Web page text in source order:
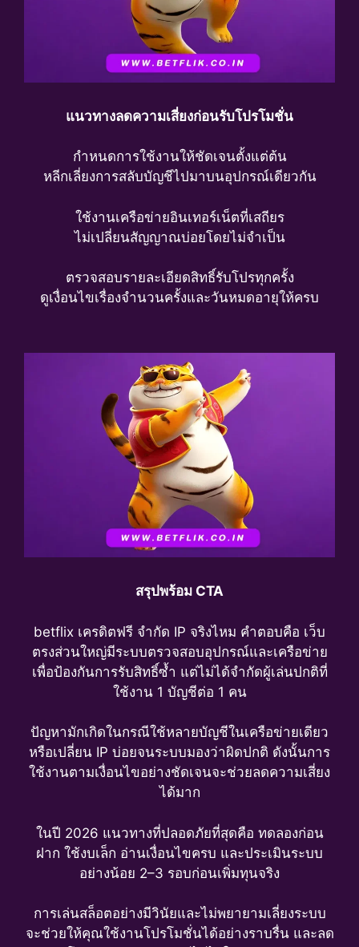
แนวทางลดความเสี่ยงก่อนรับโปรโมชั่น
กำหนดการใช้งานให้ชัดเจนตั้งแต่ต้น
หลีกเลี่ยงการสลับบัญชีไปมาบนอุปกรณ์เดียวกัน
ใช้งานเครือข่ายอินเทอร์เน็ตที่เสถียร
ไม่เปลี่ยนสัญญาณบ่อยโดยไม่จำเป็น
ตรวจสอบรายละเอียดสิทธิ์รับโปรทุกครั้ง
ดูเงื่อนไขเรื่องจำนวนครั้งและวันหมดอายุให้ครบ
สรุปพร้อม CTA
betflix เครดิตฟรี จำกัด IP จริงไหม คำตอบคือ เว็บ
ตรงส่วนใหญ่มีระบบตรวจสอบอุปกรณ์และเครือข่าย
เพื่อป้องกันการรับสิทธิ์ซ้ำ แต่ไม่ได้จำกัดผู้เล่นปกติที่
ใช้งาน 1 บัญชีต่อ 1 คน
ปัญหามักเกิดในกรณีใช้หลายบัญชีในเครือข่ายเดียว
หรือเปลี่ยน IP บ่อยจนระบบมองว่าผิดปกติ ดังนั้นการ
ใช้งานตามเงื่อนไขอย่างชัดเจนจะช่วยลดความเสี่ยง
ได้มาก
ในปี 2026 แนวทางที่ปลอดภัยที่สุดคือ ทดลองก่อน
ฝาก ใช้งบเล็ก อ่านเงื่อนไขครบ และประเมินระบบ
อย่างน้อย 2–3 รอบก่อนเพิ่มทุนจริง
การเล่นสล็อตอย่างมีวินัยและไม่พยายามเลี่ยงระบบ
จะช่วยให้คุณใช้งานโปรโมชั่นได้อย่างราบรื่น และลด